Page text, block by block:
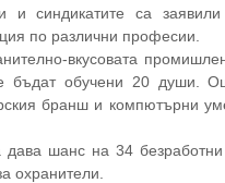
и синдикатите са
по различни професии.
вкусовата
бъдат обучени 20 души.
бранш и компютърни
дава шанс на 34
охранители.